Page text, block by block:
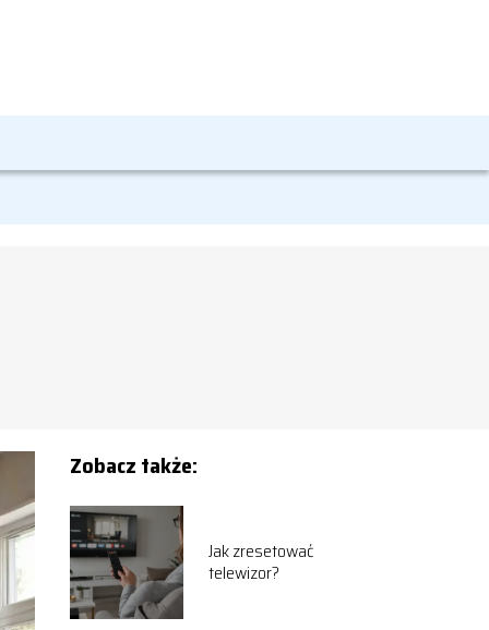
Zobacz także:
Jak zresetować
telewizor?